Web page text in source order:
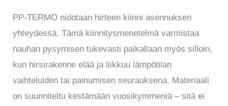
PP-TERMO nidotaan hirteen kiinni asennuksen
yhteydessä. Tämä kiinnitysmenetelmä varmistaa
nauhan pysymisen tukevasti paikallaan myös silloin,
kun hirsirakenne elää ja liikkuu lämpötilan
vaihteluiden tai painumisen seurauksena. Materiaali
on suunniteltu kestämään vuosikymmeniä – sitä ei